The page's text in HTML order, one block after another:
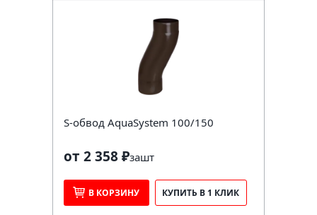
S-обвод AquaSystem 100/150
от 2 358 ₽зашт
В КОРЗИНУ КУПИТЬ В 1 КЛИК